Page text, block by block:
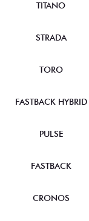
TITANO
STRADA
TORO
FASTBACK HYBRID
PULSE
FASTBACK
CRONOS